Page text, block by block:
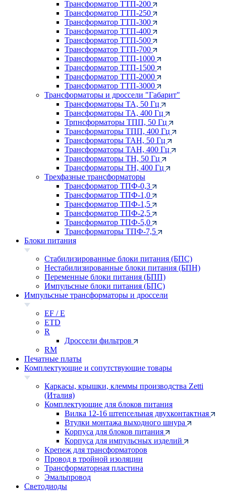
Трансформатор ТТП-200
Трансформатор ТТП-250
Трансформатор ТТП-300
Трансформатор ТТП-400
Трансформатор ТТП-500
Трансформатор ТТП-700
Трансформатор ТТП-1000
Трансформатор ТТП-1500
Трансформатор ТТП-2000
Трансформатор ТТП-3000
Трансформаторы и дроссели "Габарит"
Трансформаторы ТА, 50 Гц
Трансформаторы ТА, 400 Гц
Трпнсформаторы ТПП, 50 Гц
Трансформаторы ТПП, 400 Гц
Трансформаторы ТАН, 50 Гц
Трансформаторы ТАН, 400 Гц
Трансформаторы ТН, 50 Гц
Трансформаторы ТН, 400 Гц
Трехфазные трансформаторы
Трансформатор ТПФ-0,3
Трансформатор ТПФ-1,0
Трансформатор ТПФ-1,5
Трансформатор ТПФ-2,5
Трансформатор ТПФ-5,0
Трансформаторы ТПФ-7,5
Блоки питания
Стабилизированные блоки питания (БПС)
Нестабилизированные блоки питания (БПН)
Переменные блоки питания (БПП)
Импульсные блоки питания (БПС)
Импульсные трансформаторы и дроссели
EF / E
ETD
R
Дроссели фильтров
RM
Печатные платы
Комплектующие и сопутствующие товары
Каркасы, крышки, клеммы производства Zetti
(Италия)
Комплектующие для блоков питания
Вилка 12-16 штепсельная двухконтактная
Втулки монтажа выходного шнура
Корпуса для блоков питания
Корпуса для импульсных изделий
Крепеж для трансформаторов
Провод в тройной изоляции
Трансформаторная пластина
Эмальпровод
Светодиоды